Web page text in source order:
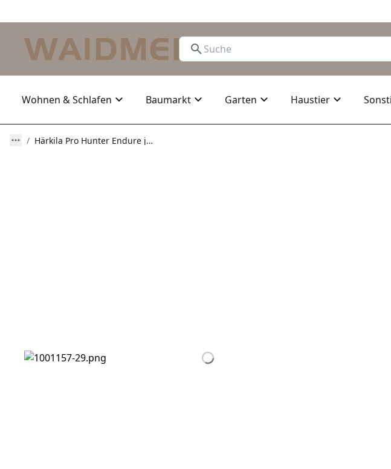
Wohnen & Schlafen Baumarkt Garten Haustier
Härkila Pro Hunter Endure jacket Willow green